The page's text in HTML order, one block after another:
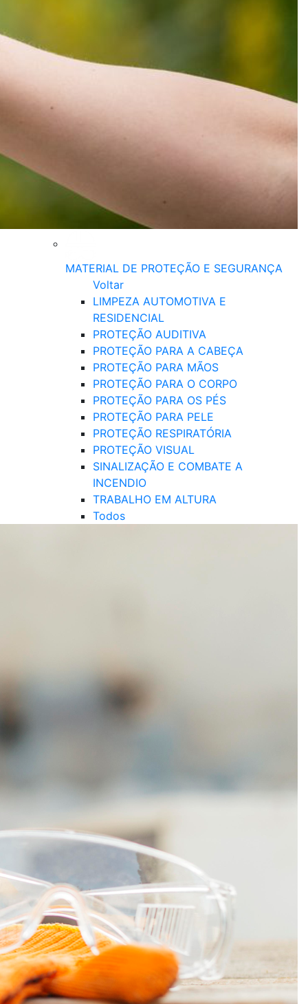
MATERIAL DE PROTEÇÃO E SEGURANÇA
Voltar
LIMPEZA AUTOMOTIVA E
RESIDENCIAL
PROTEÇÃO AUDITIVA
PROTEÇÃO PARA A CABEÇA
PROTEÇÃO PARA MÃOS
PROTEÇÃO PARA O CORPO
PROTEÇÃO PARA OS PÉS
PROTEÇÃO PARA PELE
PROTEÇÃO RESPIRATÓRIA
PROTEÇÃO VISUAL
SINALIZAÇÃO E COMBATE A
INCENDIO
TRABALHO EM ALTURA
Todos